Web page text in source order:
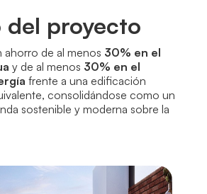
del proyecto
ahorro de al menos 30% en el
y de al menos 30% en el
frente a una edificación
consolidándose como un
sostenible y moderna sobre la